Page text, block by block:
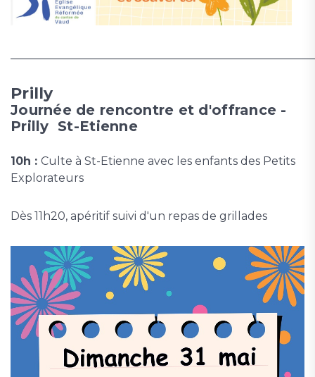
Prilly
Journée de rencontre et d'offrance -
Prilly St-Etienne
10h : Culte à St-Etienne avec les enfants des Petits
Explorateurs
Dès 11h20, apéritif suivi d'un repas de grillades